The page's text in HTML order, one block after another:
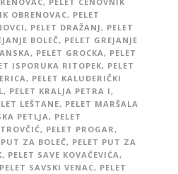
OBRENOVAC, PELET
, PELET DRAŽANJ, PELET
BOLEČ, PELET GREJANJE
, PELET GROCKA, PELET
ISPORUKA RITOPEK, PELET
, PELET KALUĐERIČKI
, PELET KRALJA PETRA I,
LEŠTANE, PELET MARŠALA
PETLJA, PELET
, PELET PROGAR,
ZA BOLEČ, PELET PUT ZA
, PELET SAVE KOVAČEVIĆA,
PELET SAVSKI VENAC, PELET